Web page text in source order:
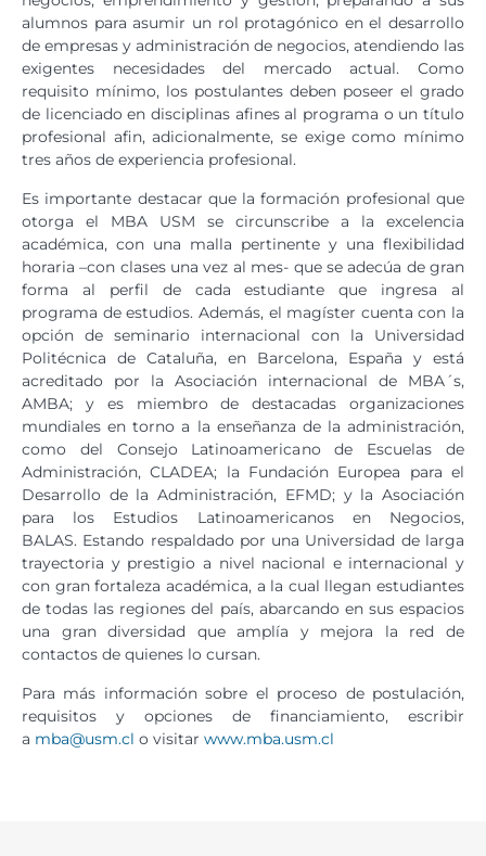
alumnos para asumir un rol protagónico en el desarrollo
de empresas y administración de negocios, atendiendo las
exigentes necesidades del mercado actual. Como
requisito mínimo, los postulantes deben poseer el grado
de licenciado en disciplinas afines al programa o un título
profesional afin, adicionalmente, se exige como mínimo
tres años de experiencia profesional.
Es importante destacar que la formación profesional que
otorga el MBA USM se circunscribe a la excelencia
académica, con una malla pertinente y una flexibilidad
horaria –con clases una vez al mes- que se adecúa de gran
forma al perfil de cada estudiante que ingresa al
programa de estudios. Además, el magíster cuenta con la
opción de seminario internacional con la Universidad
Politécnica de Cataluña, en Barcelona, España y está
acreditado por la Asociación internacional de MBA´s,
AMBA; y es miembro de destacadas organizaciones
mundiales en torno a la enseñanza de la administración,
como del Consejo Latinoamericano de Escuelas de
Administración, CLADEA; la Fundación Europea para el
Desarrollo de la Administración, EFMD; y la Asociación
para los Estudios Latinoamericanos en Negocios,
BALAS. Estando respaldado por una Universidad de larga
trayectoria y prestigio a nivel nacional e internacional y
con gran fortaleza académica, a la cual llegan estudiantes
de todas las regiones del país, abarcando en sus espacios
una gran diversidad que amplía y mejora la red de
contactos de quienes lo cursan.
Para más información sobre el proceso de postulación,
requisitos y opciones de financiamiento, escribir
a mba@usm.cl o visitar www.mba.usm.cl